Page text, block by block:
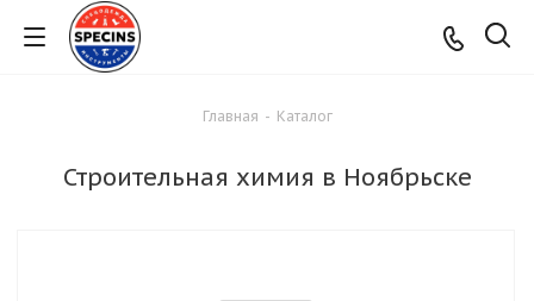
Главная - Каталог
Строительная химия в Ноябрьске